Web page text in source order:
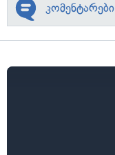
კომენტარები